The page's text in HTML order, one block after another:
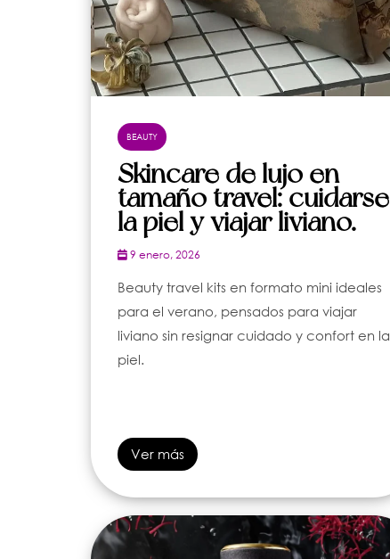
BEAUTY
Skincare de lujo en
tamaño travel: cuidarse
la piel y viajar liviano.
9 enero, 2026
Beauty travel kits en formato mini ideales
para el verano, pensados para viajar
liviano sin resignar cuidado y confort en la
piel.
Ver más